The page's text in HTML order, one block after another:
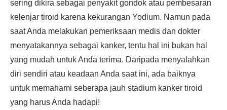
sering dikira sebagai penyakit gondok atau pembesaran
kelenjar tiroid karena kekurangan Yodium. Namun pada
saat Anda melakukan pemeriksaan medis dan dokter
menyatakannya sebagai kanker, tentu hal ini bukan hal
yang mudah untuk Anda terima. Daripada menyalahkan
diri sendiri atau keadaan Anda saat ini, ada baiknya
untuk memahami seberapa jauh stadium kanker tiroid
yang harus Anda hadapi!